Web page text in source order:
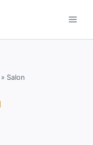
» Salon